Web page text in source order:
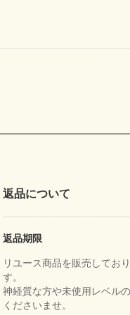
返品について
返品期限
リユース商品を販売してお
す。
神経質な方や未使用レベル
くださいませ。